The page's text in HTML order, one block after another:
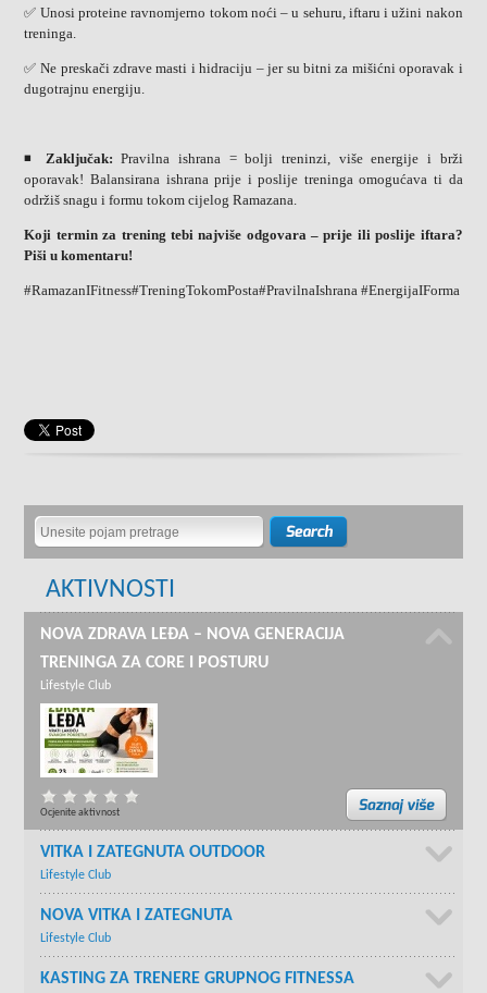
✅ Unosi proteine ravnomjerno tokom noći – u sehuru, iftaru i užini nakon
treninga.
✅ Ne preskači zdrave masti i hidraciju – jer su bitni za mišićni oporavak i
dugotrajnu energiju.
◾ Zaključak: Pravilna ishrana = bolji treninzi, više energije i brži
oporavak! Balansirana ishrana prije i poslije treninga omogućava ti da
održiš snagu i formu tokom cijelog Ramazana.
Koji termin za trening tebi najviše odgovara – prije ili poslije iftara?
Piši u komentaru!
#RamazanIFitness#TreningTokomPosta#PravilnaIshrana #EnergijaIForma
AKTIVNOSTI
NOVA ZDRAVA LEĐA – NOVA GENERACIJA
TRENINGA ZA CORE I POSTURU
Lifestyle Club
Ocjenite aktivnost
VITKA I ZATEGNUTA OUTDOOR
Lifestyle Club
NOVA VITKA I ZATEGNUTA
Lifestyle Club
KASTING ZA TRENERE GRUPNOG FITNESSA